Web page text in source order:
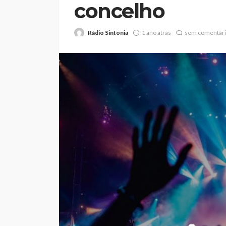
concelho
Rádio Sintonia 1 ano atrás sem